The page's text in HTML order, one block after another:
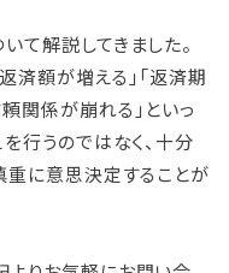
て解説してきました。
済額が増える」「返済期
関係が崩れる」といっ
行うのではなく、十分
重に意思決定することが